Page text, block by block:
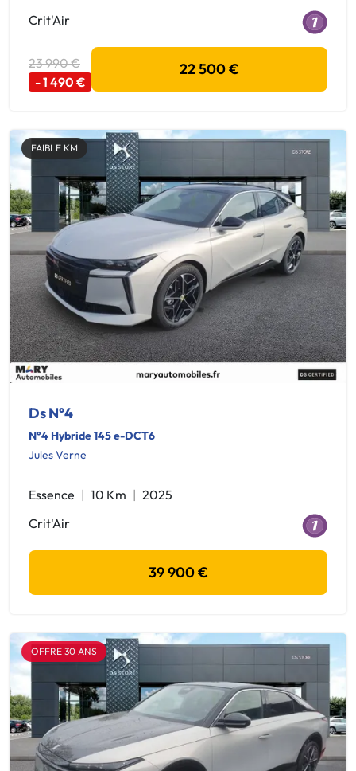
Crit'Air
23 990 €
- 1 490 €
22 500 €
FAIBLE KM
Ds N°4
N°4 Hybride 145 e-DCT6
Jules Verne
Essence 10 Km
2025
Crit'Air
39 900 €
OFFRE 30 ANS